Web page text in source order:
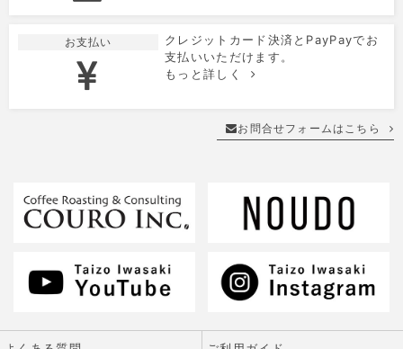
お支払い
クレジットカード決済とPayPayでお
支払いいただけます。
もっと詳しく
お問合せフォームはこちら